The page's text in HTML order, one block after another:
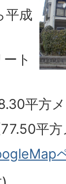
成
ト
平方メ
平方